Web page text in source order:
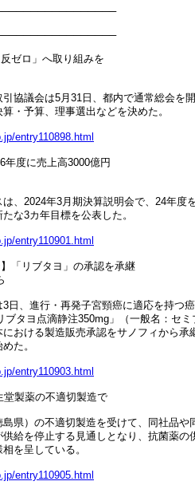
ゼロ」へ取り組みを
議会は5月31日、都内で通常総会を
・予算、理事選出などを決めた。
entry110898.html
度に売上高3000億円
2024年3月期決算説明会で、24年度
な3カ年目標を公表した。
entry110901.html
「リブタヨ」の承認を承継
、進行・再発子宮頸癌に適応を持つ
タヨ点滴静注350mg」（一般名：セミ
おける製造販売承認をサノフィから承
た。
entry110903.html
製薬の不適切製造で
）の不適切製造を受けて、同社品や
給を停止する見通しとなり、抗菌薬の
を呈している。
entry110905.html